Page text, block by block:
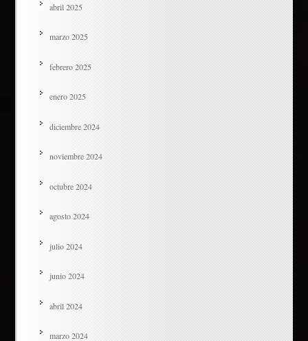
abril 2025
marzo 2025
febrero 2025
enero 2025
diciembre 2024
noviembre 2024
octubre 2024
agosto 2024
julio 2024
junio 2024
abril 2024
marzo 2024